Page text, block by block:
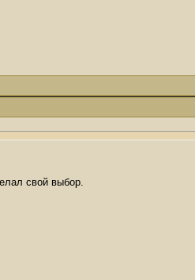
свой выбор.